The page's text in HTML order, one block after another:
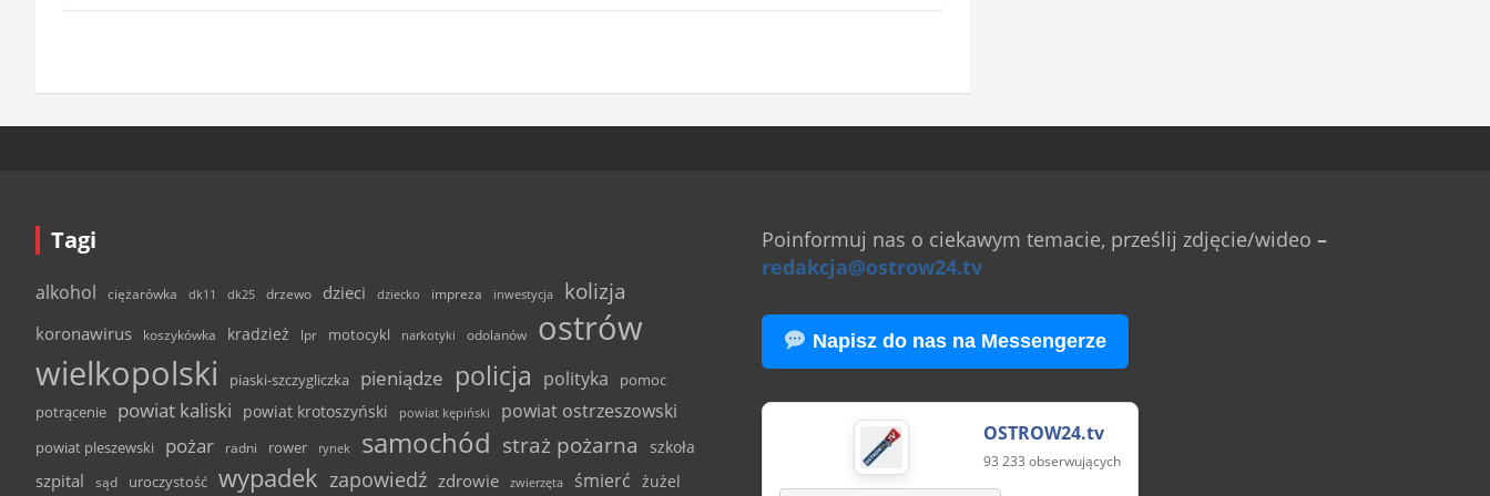
ę
e
e
Tagi
alkohol ciężarówka dk11 dk25 drzewo dzieci dziecko impreza inwestycja kolizja
koronawirus koszykówka kradzież lpr motocykl narkotyki odolanów
ostrów
wielkopolski
piaski-szczygliczka pieniądze policja polityka
pomoc
potrącenie
powiat kaliski powiat krotoszyński powiat kępiński powiat ostrzeszowski
powiat pleszewski pożar radni rower rynek samochód straż pożarna szkoła
szpital sąd uroczystość wypadek zapowiedź zdrowie zwierzęta śmierć żużel
Poinformuj nas o ciekawym temacie, prześlij zdjęcie/wideo –
redakcja@ostrow24.tv
Napisz do nas na Messengerze
OSTROW24.tv
93 233 obserwujących